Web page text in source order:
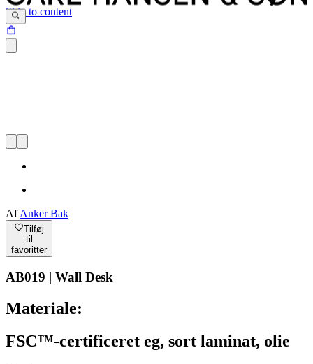
Skip to content
AfAnker Bak
Tilføj
til
favoritter
AB019 | Wall Desk
Materiale:
FSC™-certificeret eg, sort laminat, olie